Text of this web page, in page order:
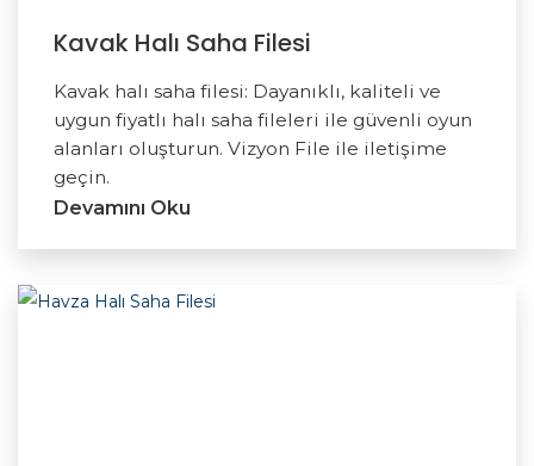
Kavak Halı Saha Filesi
Kavak halı saha filesi: Dayanıklı, kaliteli ve
uygun fiyatlı halı saha fileleri ile güvenli oyun
alanları oluşturun. Vizyon File ile iletişime
geçin.
Devamını Oku